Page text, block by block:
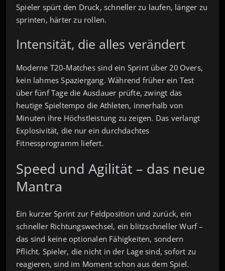
Spieler spürt den Druck, schneller zu laufen, länger zu
sprinten, härter zu rollen.
Intensität, die alles verändert
Moderne T20‑Matches sind ein Sprint über 20 Overs,
kein lahmes Spaziergang. Während früher ein Test
über fünf Tage die Ausdauer prüfte, zwingt das
heutige Spieltempo die Athleten, innerhalb von
Minuten ihre Höchstleistung zu zeigen. Das verlangt
Explosivität, die nur ein durchdachtes
Fitnessprogramm liefert.
Speed und Agilität – das neue
Mantra
Ein kurzer Sprint zur Feldposition und zurück, ein
schneller Richtungswechsel, ein blitzschneller Wurf –
das sind keine optionalen Fähigkeiten, sondern
Pflicht. Spieler, die nicht in der Lage sind, sofort zu
reagieren, sind im Moment schon aus dem Spiel.